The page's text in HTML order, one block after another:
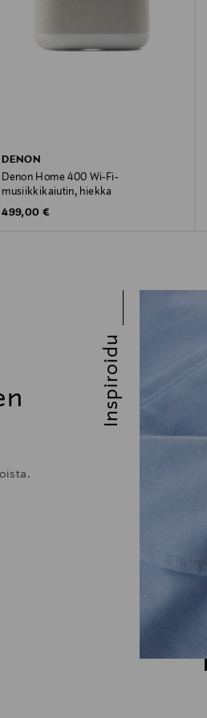
DENON
Denon Home 400 Wi-Fi-
musiikkikaiutin, hiekka
Original Price
499,00 €
Inspiroidu